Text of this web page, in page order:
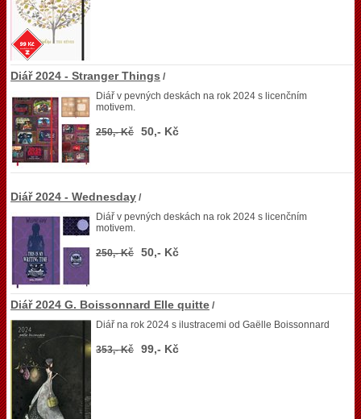
Diář 2024 - Stranger Things /
Diář v pevných deskách na rok 2024 s licenčním
motivem.
250,- Kč 50,- Kč
Diář 2024 - Wednesday /
Diář v pevných deskách na rok 2024 s licenčním
motivem.
250,- Kč 50,- Kč
Diář 2024 G. Boissonnard Elle quitte /
Diář na rok 2024 s ilustracemi od Gaëlle Boissonnard
353,- Kč 99,- Kč